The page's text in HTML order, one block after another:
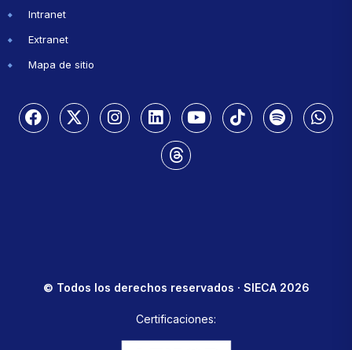
Intranet
Extranet
Mapa de sitio
© Todos los derechos reservados · SIECA 2026
Certificaciones: